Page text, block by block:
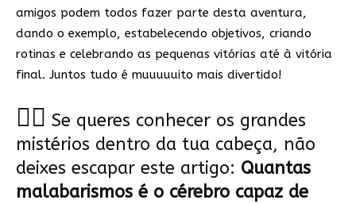
amigos podem todos fazer parte desta aventura,
dando o exemplo, estabelecendo objetivos, criando
rotinas e celebrando as pequenas vitórias até à vitória
final. Juntos tudo é muuuuuito mais divertido!
🤹‍♀️ Se queres conhecer os grandes
mistérios dentro da tua cabeça, não
deixes escapar este artigo: Quantas
malabarismos é o cérebro capaz de